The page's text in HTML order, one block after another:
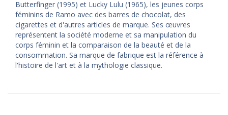
Butterfinger (1995) et Lucky Lulu (1965), les jeunes corps
féminins de Ramo avec des barres de chocolat, des
cigarettes et d'autres articles de marque. Ses œuvres
représentent la société moderne et sa manipulation du
corps féminin et la comparaison de la beauté et de la
consommation. Sa marque de fabrique est la référence à
l'histoire de l'art et à la mythologie classique.